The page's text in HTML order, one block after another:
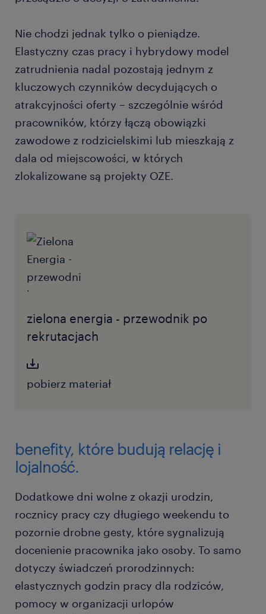
Nie chodzi jednak tylko o pieniądze.
Elastyczny czas pracy i hybrydowy model
zatrudnienia nadal pozostają jednym z
kluczowych czynników decydujących o
atrakcyjności oferty – szczególnie wśród
pracowników, którzy łączą obowiązki
zawodowe z rodzicielskimi lub mieszkają z
dala od miejscowości, w których
zlokalizowane są projekty OZE.
zielona energia - przewodnik po
rekrutacjach
pobierz materiał
benefity, które budują relację i
lojalność.
Dodatkowe dni wolne z okazji urodzin,
rocznicy pracy czy długiego weekendu to
pozornie drobne gesty, które sygnalizują
docenienie pracownika jako osoby. To samo
dotyczy świadczeń prorodzinnych:
elastycznych godzin pracy dla rodziców,
pomocy w organizacji urlopów